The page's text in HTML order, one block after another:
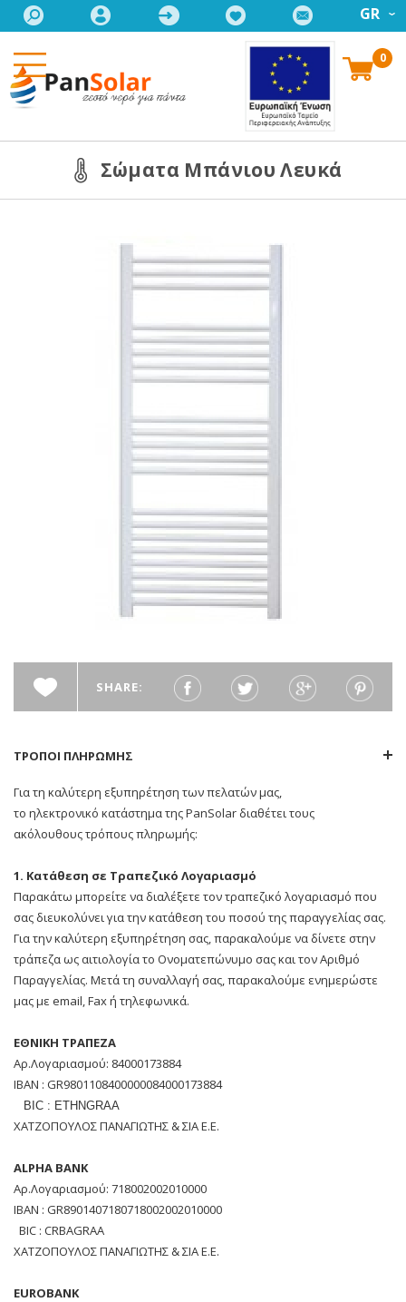
GR
0
Σώματα Μπάνιου Λευκά
SHARE:
ΤΡΟΠΟΙ ΠΛΗΡΩΜΗΣ
Για τη καλύτερη εξυπηρέτηση των πελατών μας,
το ηλεκτρονικό κατάστημα της PanSolar διαθέτει τους
ακόλουθους τρόπους πληρωμής:
1. Κατάθεση σε Τραπεζικό Λογαριασμό
Παρακάτω μπορείτε να διαλέξετε τον τραπεζικό λογαριασμό που
σας διευκολύνει για την κατάθεση του ποσού της παραγγελίας σας.
Για την καλύτερη εξυπηρέτηση σας, παρακαλούμε να δίνετε στην
τράπεζα ως αιτιολογία το Ονοματεπώνυμο σας και τον Αριθμό
Παραγγελίας. Μετά τη συναλλαγή σας, παρακαλούμε ενημερώστε
μας με email, Fax ή τηλεφωνικά.
ΕΘΝΙΚΗ ΤΡΑΠΕΖΑ
Αρ.Λογαριασμού: 84000173884
ΙΒΑΝ : GR9801108400000084000173884
BIC : ETHNGRAA
ΧΑΤΖΟΠΟΥΛΟΣ ΠΑΝΑΓΙΩΤΗΣ & ΣΙΑ Ε.Ε.
ALPHA BANK
Αρ.Λογαριασμού: 718002002010000
ΙΒΑΝ : GR8901407180718002002010000
BIC : CRBAGRAA
ΧΑΤΖΟΠΟΥΛΟΣ ΠΑΝΑΓΙΩΤΗΣ & ΣΙΑ Ε.Ε.
EUROBANK